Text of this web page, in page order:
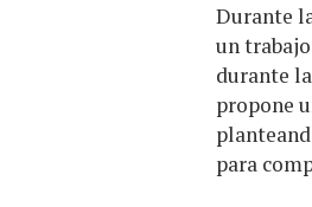
Durante
un
durante
propone
para